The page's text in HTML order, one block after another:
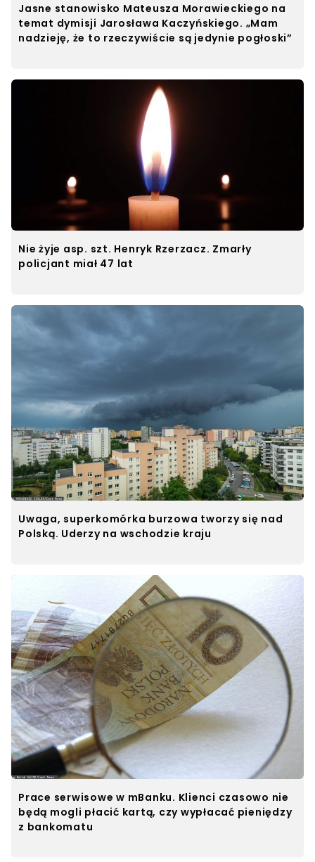
Jasne stanowisko Mateusza Morawieckiego na
temat dymisji Jarosława Kaczyńskiego. „Mam
nadzieję, że to rzeczywiście są jedynie pogłoski”
Nie żyje asp. szt. Henryk Rzerzacz. Zmarły
policjant miał 47 lat
Uwaga, superkomórka burzowa tworzy się nad
Polską. Uderzy na wschodzie kraju
Prace serwisowe w mBanku. Klienci czasowo nie
będą mogli płacić kartą, czy wypłacać pieniędzy
z bankomatu